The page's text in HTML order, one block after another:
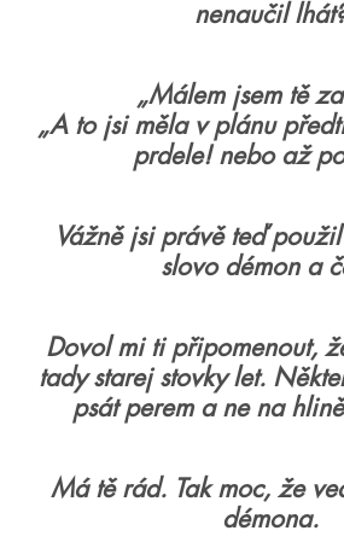
nenaučil
„Málem jsem tě
„A to jsi měla v plánu
prdele! nebo až
Vážně jsi právě teď
slovo démon a
Dovol mi ti připomenout,
tady starej stovky let.
psát perem a ne na
Má tě rád. Tak moc, že
démona.